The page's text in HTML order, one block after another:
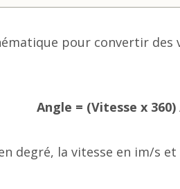
pour convertir des
Angle = (Vitesse x
degré, la vitesse en im/s